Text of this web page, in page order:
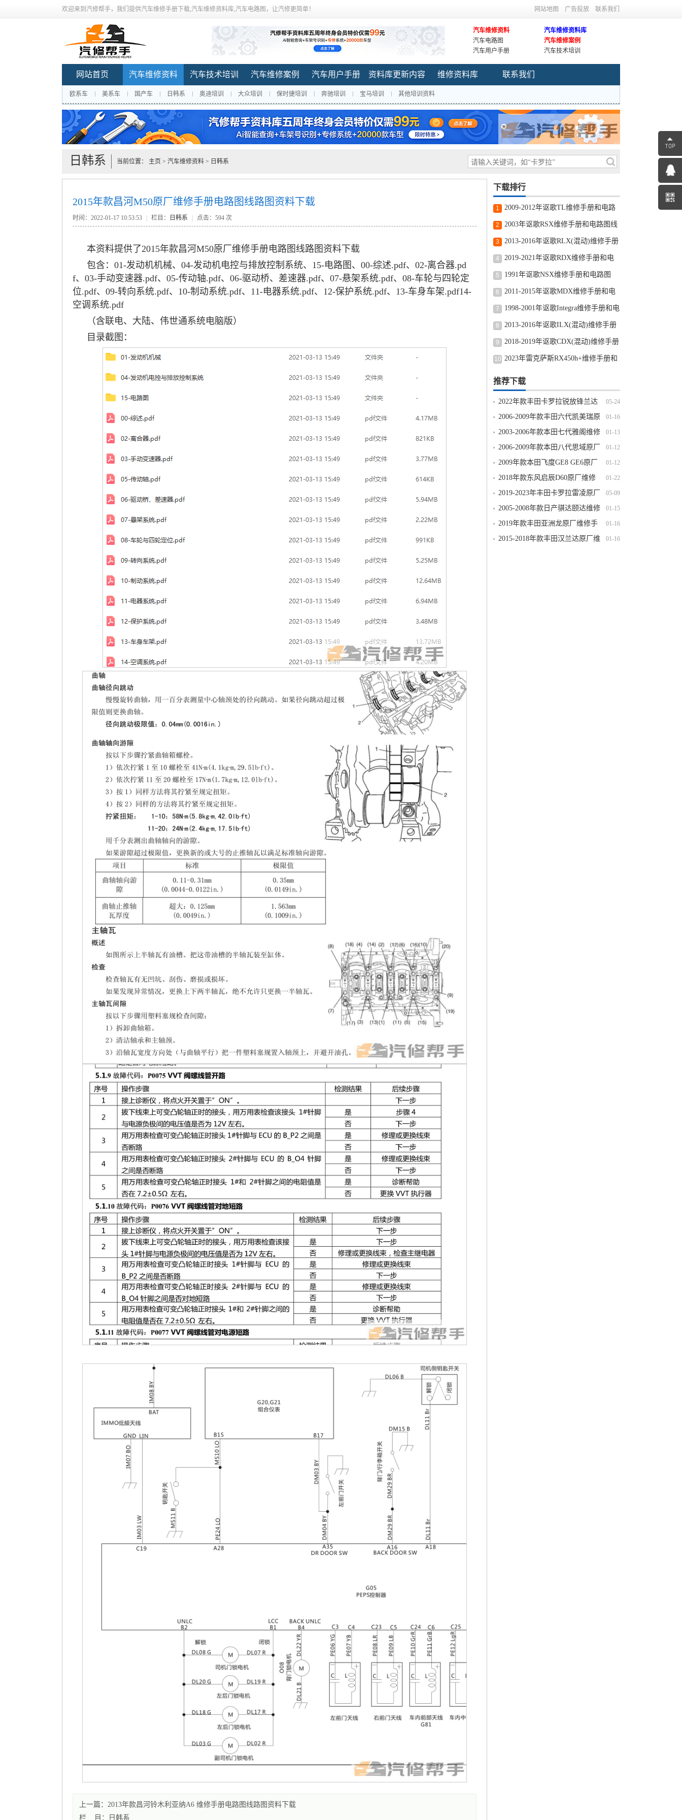
欢迎来到汽修帮手，我们提供汽车维修手册下载,汽车维修资料库,汽车电路图，让汽修更简单！ 网站地图 广告投放 联系我们
汽车维修资料
汽车维修资料库
汽车电路图
汽车维修案例
汽车用户手册
汽车技术培训
网站首页 汽车维修资料 汽车技术培训 汽车维修案例 汽车用户手册 资料库更新内容 维修资料库 联系我们
欧系车 美系车 国产车 日韩系 奥迪培训 大众培训 保时捷培训 奔驰培训 宝马培训 其他培训资料
日韩系 当前位置： 主页 > 汽车维修资料 > 日韩系
2015年款昌河M50原厂维修手册电路图线路图资料下载
时间：2022-01-17 10:53:53 栏目： 日韩系 点击： 594 次
本资料提供了2015年款昌河M50原厂维修手册电路图线路图资料下载
包含：01-发动机机械、04-发动机电控与排放控制系统、15-电路图、00-综述.pdf、02-离合器.pd
f、03-手动变速器.pdf、05-传动轴.pdf、06-驱动桥、差速器.pdf、07-悬架系统.pdf、08-车轮与四轮定
位.pdf、09-转向系统.pdf、10-制动系统.pdf、11-电器系统.pdf、12-保护系统.pdf、13-车身车架.pdf14-
空调系统.pdf
（含联电、大陆、伟世通系统电脑版）
目录截图：
上一篇：2013年款昌河铃木利亚纳A6 维修手册电路图线路图资料下载
栏 目：
日韩系
下载排行
1
2009-2012年讴歌TL维修手册和电路
图线路图修车资源下载
2
2003年讴歌RSX维修手册和电路图线
路图修车资源下载
3
2013-2016年讴歌RLX(混动)维修手册
和电路图线路图修车资源下载
4
2019-2021年讴歌RDX维修手册和电
路图线路图修车资源下载
5 1991年讴歌NSX维修手册和电路图
6
2011-2015年讴歌MDX维修手册和电
路图线路图修车资源下载
7
1998-2001年讴歌Integra维修手册和电
路图线路图修车资源下载
8
2013-2016年讴歌ILX(混动)维修手册
和电路图线路图修车资源下载
9
2018-2019年讴歌CDX(混动)维修手册
和电路图线路图修车资源下载
10 2023年雷克萨斯RX450h+维修手册和
推荐下载
05-24
2022年款丰田卡罗拉锐放锋兰达
原厂维修手册电路图线路资料下载
01-16
2006-2009年款丰田六代凯美瑞原
厂维修手册电路图线路图资料下载
01-13
2003-2006年款本田七代雅阁维修
手册电路图线路图资料下载
01-12
2006-2009年款本田八代思域原厂
维修手册电路图线路图资料下载
01-12
2009年款本田飞度GE8 GE6原厂
维修手册电路图线路图资料下载含发动
机变速箱正时
01-22
2018年款东风启辰D60原厂维修
手册电路图线路图资料下载
05-09
2019-2023年丰田卡罗拉雷凌原厂
维修手册电路图线路接线图资料下载01-15
2005-2008年款日产骐达颐达维修
手册电路图线路图资料下载（完整版）
01-16
2019年款丰田亚洲龙原厂维修手
册电路图线路图资料下载（含汽油版混
01-16
2015-2018年款丰田汉兰达原厂维